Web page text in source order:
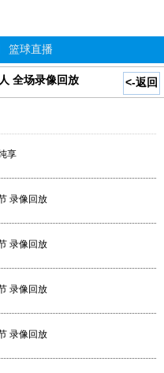
篮球直播
<-返回
全场录像回放
享
录像回放
录像回放
录像回放
录像回放